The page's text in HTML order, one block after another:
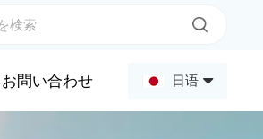
お問い合わせ 日语